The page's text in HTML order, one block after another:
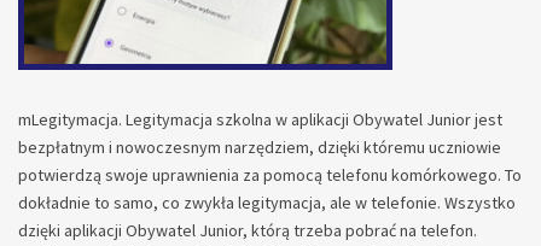
mLegitymacja. Legitymacja szkolna w aplikacji Obywatel Junior jest
bezpłatnym i nowoczesnym narzędziem, dzięki któremu uczniowie
potwierdzą swoje uprawnienia za pomocą telefonu komórkowego. To
dokładnie to samo, co zwykła legitymacja, ale w telefonie. Wszystko
dzięki aplikacji Obywatel Junior, którą trzeba pobrać na telefon.